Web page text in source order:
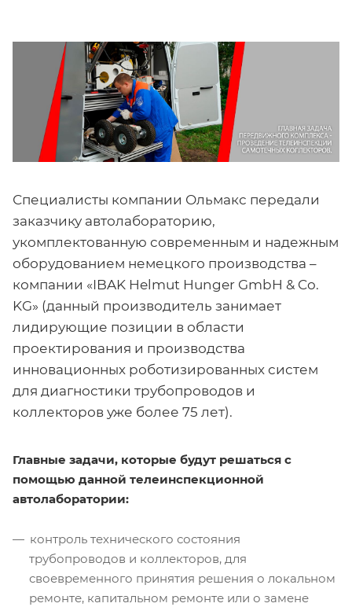
Специалисты компании Ольмакс передали
заказчику автолабораторию,
укомплектованную современным и надежным
оборудованием немецкого производства –
компании «IBAK Helmut Hunger GmbH & Co.
KG» (данный производитель занимает
лидирующие позиции в области
проектирования и производства
инновационных роботизированных систем
для диагностики трубопроводов и
коллекторов уже более 75 лет).
Главные задачи, которые будут решаться с
помощью данной телеинспекционной
автолаборатории:
контроль технического состояния
трубопроводов и коллекторов, для
своевременного принятия решения о локальном
ремонте, капитальном ремонте или о замене